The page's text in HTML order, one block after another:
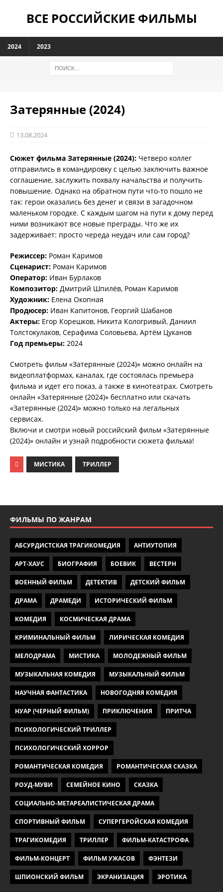
ВСЕ РОССИЙСКИЕ ФИЛЬМЫ
2024 2023
Затерянные (2024)
13.08.2024
Сюжет фильма Затерянные (2024): Четверо коллег
отправились в командировку с целью заключить важное
соглашение, заслужить похвалу начальства и получить
повышение. Однако на обратном пути что-то пошло не
так: герои оказались без денег и связи в загадочном
маленьком городке. С каждым шагом на пути к дому перед
ними возникают все новые преграды. Что же их
задерживает: просто череда неудач или сам город?
Режиссер: Роман Каримов
Сценарист: Роман Каримов
Оператор: Иван Бурлаков
Композитор: Дмитрий Шпилёв, Роман Каримов
Художник: Елена Окопная
Продюсер: Иван Капитонов, Георгий Шабанов
Актеры: Егор Корешков, Никита Кологривый, Даниил
Толстокулаков, Серафима Соловьева, Артём Цуканов
Год премьеры: 2024
Смотреть фильм «Затерянные (2024)» можно онлайн на
видеоплатформах, каналах, где состоялась премьера
фильма и идет его показ, а также в кинотеатрах. Смотреть
онлайн «Затерянные (2024)» бесплатно или скачать
«Затерянные (2024)» можно только на легальных
сервисах.
Включи и смотри новый российский фильм «Затерянные
(2024)» онлайн и узнай подробности сюжета фильма!
МИСТИКА ТРИЛЛЕР
ФИЛЬМЫ ПО ЖАНРАМ
АБСУРДИСТСКАЯ ТРАГИКОМЕДИЯ АНТИУТОПИЯ
АРТ-ХАУС БИОГРАФИЯ БОЕВИК ВЕСТЕРН
ВОЕННЫЙ ФИЛЬМ ДЕТЕКТИВ ДЕТСКИЙ ФИЛЬМ
ДРАМА ДРАМЕДИ ИСТОРИЧЕСКИЙ ФИЛЬМ
КОМЕДИЯ КОСМИЧЕСКАЯ ДРАМА
КРИМИНАЛЬНЫЙ ФИЛЬМ ЛИРИЧЕСКАЯ КОМЕДИЯ
МЕЛОДРАМА МИСТИКА МОЛОДЕЖНЫЙ ФИЛЬМ
МУЗЫКАЛЬНАЯ КОМЕДИЯ МУЗЫКАЛЬНЫЙ ФИЛЬМ
НАУЧНАЯ ФАНТАСТИКА НОВОГОДНЯЯ КОМЕДИЯ
НУАР (ЧЕРНЫЙ ФИЛЬМ) ПРИКЛЮЧЕНИЯ ПРИТЧА
ПСИХОЛОГИЧЕСКИЙ ТРИЛЛЕР
ПСИХОЛОГИЧЕСКИЙ ХОРРОР
РОМАНТИЧЕСКАЯ КОМЕДИЯ РОМАНТИЧЕСКАЯ СКАЗКА
РОУД-МУВИ СЕМЕЙНОЕ КИНО СКАЗКА
СОЦИАЛЬНО-МЕТАРЕАЛИСТИЧЕСКАЯ ДРАМА
СПОРТИВНЫЙ ФИЛЬМ СУПЕРГЕРОЙСКАЯ КОМЕДИЯ
ТРАГИКОМЕДИЯ ТРИЛЛЕР ФИЛЬМ-КАТАСТРОФА
ФИЛЬМ-КОНЦЕРТ ФИЛЬМ УЖАСОВ ФЭНТЕЗИ
ШПИОНСКИЙ ФИЛЬМ ЭКРАНИЗАЦИЯ ЭРОТИКА